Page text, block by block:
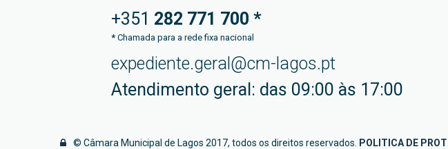
+351 282 771 700 *
*Chamada para a rede fixa nacional
expediente.geral@cm-lagos.pt
Atendimento geral: das 09:00 às 17:00
© Câmara Municipal de Lagos 2017, todos os direitos reservados. POLITICA DE